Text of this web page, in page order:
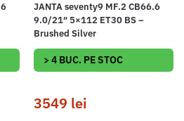
JANTA seventy9 MF.2 CB66.6
9.0/21″ 5×112 ET30 BS –
Brushed Silver
> 4 BUC. PE STOC
3549 lei